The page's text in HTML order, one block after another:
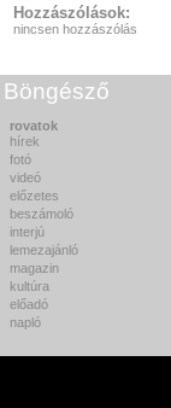
Hozzászólások:
nincsen hozzászólás
Böngésző
rovatok
hírek
fotó
videó
előzetes
beszámoló
interjú
lemezajánló
magazin
kultúra
előadó
napló